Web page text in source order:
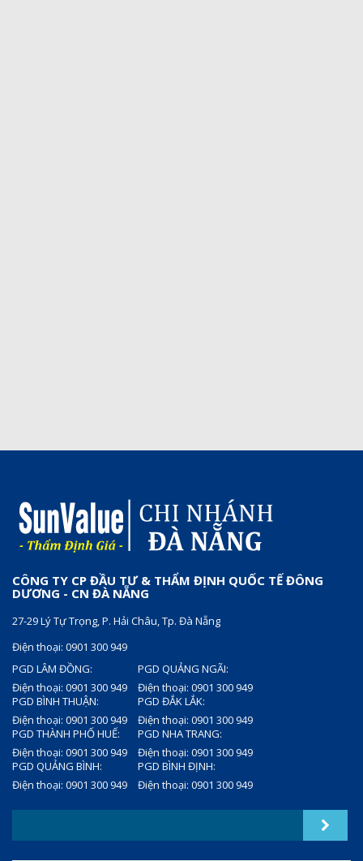
CÔNG TY CP ĐẦU TƯ & THẨM ĐỊNH QUỐC TẾ ĐÔNG
DƯƠNG - CN ĐÀ NẴNG
27-29 Lý Tự Trọng, P. Hải Châu, Tp. Đà Nẵng
Điện thoại: 0901 300 949
PGD LÂM ĐỒNG:
Điện thoại: 0901 300 949
PGD QUẢNG NGÃI:
Điện thoại: 0901 300 949
PGD BÌNH THUẬN:
Điện thoại: 0901 300 949
PGD ĐẮK LẮK:
Điện thoại: 0901 300 949
PGD THÀNH PHỐ HUẾ:
Điện thoại: 0901 300 949
PGD NHA TRANG:
Điện thoại: 0901 300 949
PGD QUẢNG BÌNH:
Điện thoại: 0901 300 949
PGD BÌNH ĐỊNH:
Điện thoại: 0901 300 949